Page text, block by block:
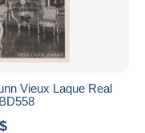
Vieux Laque Real